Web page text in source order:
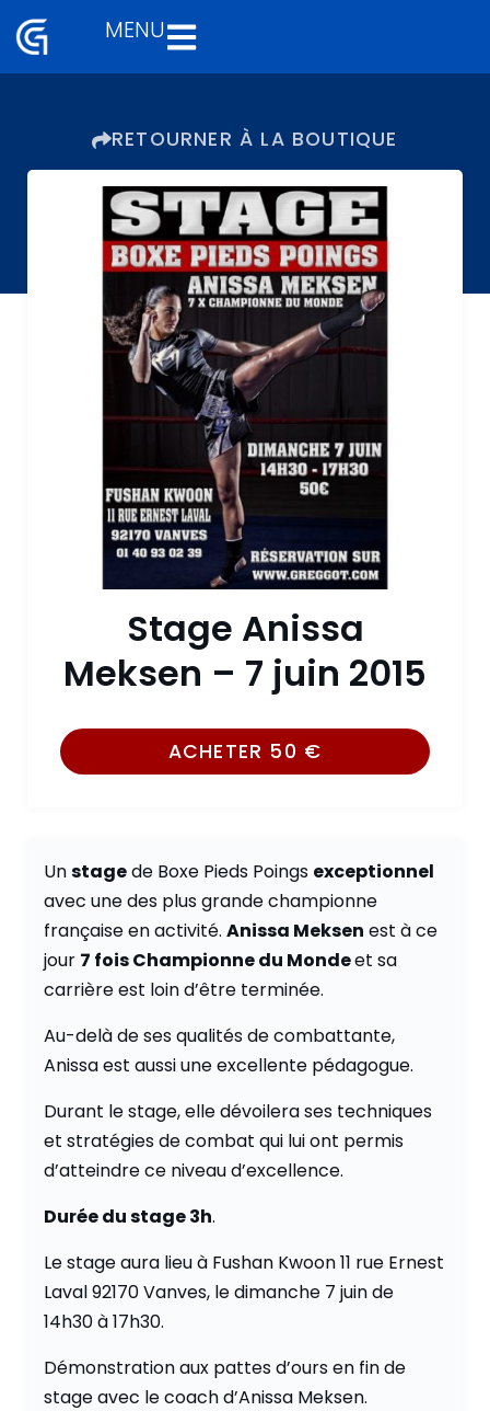
Aller
MENU
RETOURNER À LA BOUTIQUE
Stage Anissa
Meksen – 7 juin 2015
ACHETER 50 €
Unstagede Boxe Pieds Poings exceptionnel
avec une des plus grande championne
française en activité. Anissa Meksen est à ce
jour 7 fois Championne du Mondeet sa
carrière est loin d’être terminée.
Au-delà de ses qualités de combattante,
Anissa est aussi une excellente pédagogue.
Durant le stage, elle dévoilera ses techniques
et stratégies de combat qui lui ont permis
d’atteindre ce niveau d’excellence.
Durée du stage 3h.
Le stage aura lieu à Fushan Kwoon 11 rue Ernest
Laval 92170 Vanves, le dimanche 7 juin de
14h30 à 17h30.
Démonstration aux pattes d’ours en fin de
stage avec le coach d’Anissa Meksen.